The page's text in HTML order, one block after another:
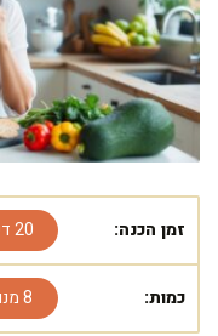
זמן הכנה: 20 דק'
כמות: 8 מנות